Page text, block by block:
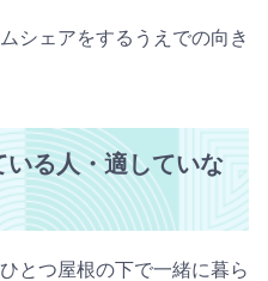
シェアをするうえでの向き
る人・適していな
とつ屋根の下で一緒に暮ら